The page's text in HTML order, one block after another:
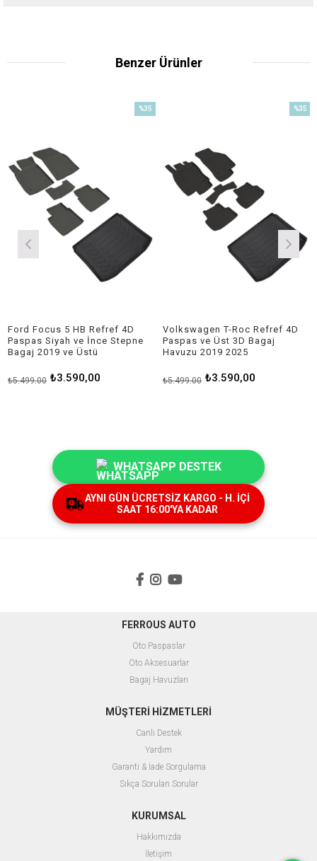
Benzer Ürünler
Ford Focus 5 HB Refref 4D
Paspas Siyah ve İnce Stepne
Bagaj 2019 ve Üstü
₺3.590,00
₺5.499,00
%35
Volkswagen T-Roc Refref 4D
Paspas ve Üst 3D Bagaj
Havuzu 2019 2025
₺3.590,00
₺5.499,00
%35
WHATSAPP DESTEK
AYNI GÜN ÜCRETSİZ KARGO - H. İÇİ
SAAT 16:00'YA KADAR
FERROUS AUTO
Oto Paspaslar
Oto Aksesuarlar
Bagaj Havuzları
MÜŞTERİ HİZMETLERİ
Canlı Destek
Yardım
Garanti & İade Sorgulama
Sıkça Sorulan Sorular
KURUMSAL
Hakkımızda
İletişim